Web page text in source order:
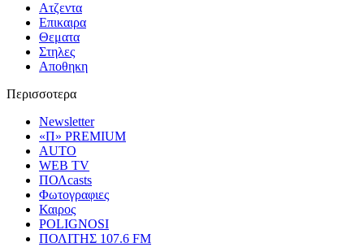
Ατζεντα
Επικαιρα
Θεματα
Στηλες
Αποθηκη
Περισσοτερα
Newsletter
«Π» PREMIUM
AUTO
WEB TV
ΠΟΛcasts
Φωτογραφιες
Καιρος
POLIGNOSI
ΠΟΛΙΤΗΣ 107.6 FM